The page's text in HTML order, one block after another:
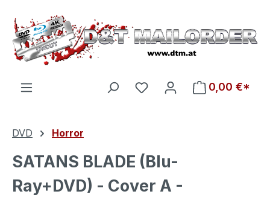
Zum Hauptinhalt springen
Du hast 0 Produkte auf
0,00 €*
DVD Horror
SATANS BLADE (Blu-
Ray+DVD) - Cover A -